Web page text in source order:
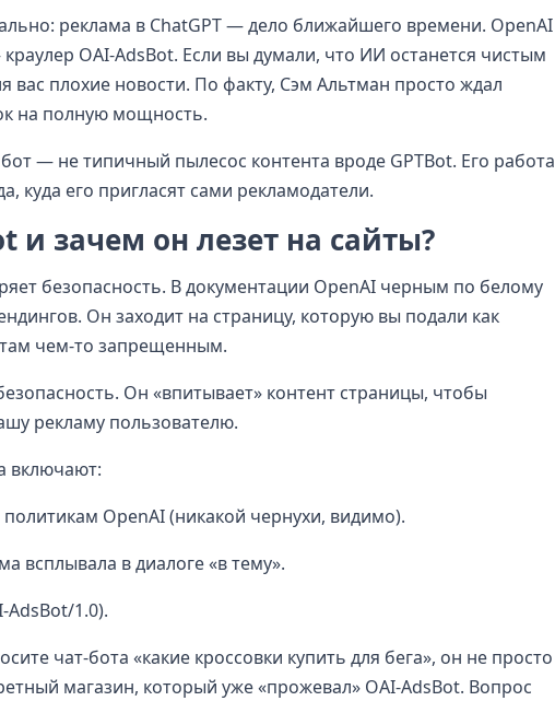
реклама в ChatGPT — дело ближайшего времени. OpenAI
OAI-AdsBot. Если вы думали, что ИИ останется чистым
вас плохие новости. По факту, Сэм Альтман просто ждал
на полную мощность.
— не типичный пылесос контента вроде GPTBot. Его работа
куда его пригласят сами рекламодатели.
и зачем он лезет на сайты?
безопасность. В документации OpenAI черным по белому
Он заходит на страницу, которую вы подали как
там чем-то запрещенным.
Он «впитывает» контент страницы, чтобы
рекламу пользователю.
включают:
OpenAI (никакой чернухи, видимо).
всплывала в диалоге «в тему».
1.0).
чат-бота «какие кроссовки купить для бега», он не просто
магазин, который уже «прожевал» OAI-AdsBot. Вопрос